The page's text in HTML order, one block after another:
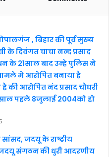
, बिहार की पूर्व मुख्य
के दिवंगत चाचा नन्द प्रसाद
के 21साल बाद उन्हे पुलिस ने
मे आरोपित बनाया है
है की आरोपित नंद प्रसाद चौधरी
पहले 8जुलाई 2004को हो
सांसद, जदयू के राष्ट्रीय
जदयू संगठन की धुरी आदरणीय